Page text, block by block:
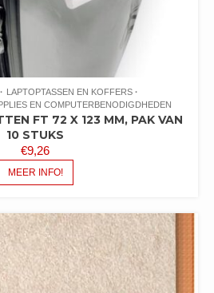
LAPTOPTASSEN EN KOFFERS
EN COMPUTERBENODIGDHEDEN
FT 72 X 123 MM, PAK VAN
10 STUKS
€9,26
MEER INFO!